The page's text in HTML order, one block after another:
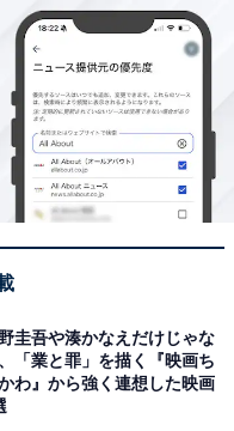
圭吾や湊かなえだけじゃな
「業と罪」を描く『映画ち
わ』から強く連想した映画